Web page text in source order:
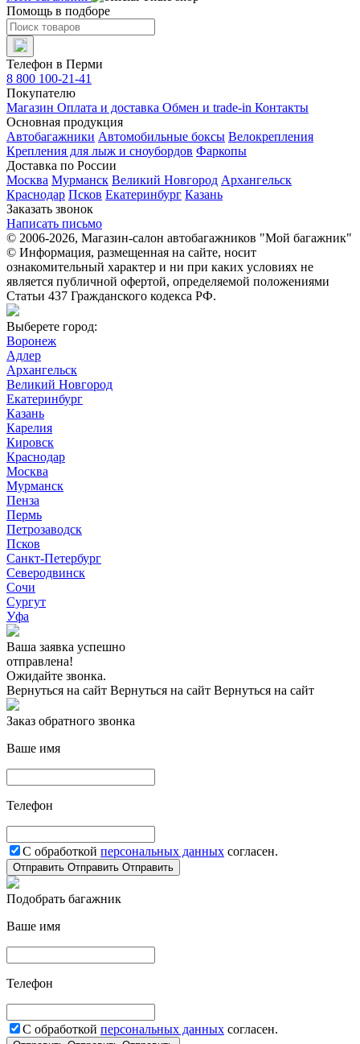
Помощь в подборе
Телефон в Перми
8 800 100-21-41
Покупателю
Магазин Оплата и доставка Обмен и trade-in Контакты
Основная продукция
Автобагажники Автомобильные боксы Велокрепления
Крепления для лыж и сноубордов Фаркопы
Доставка по России
Москва Мурманск Великий Новгород Архангельск
Краснодар Псков Екатеринбург Казань
Заказать звонок
Написать письмо
© 2006-2026, Магазин-салон автобагажников "Мой багажник"
© Информация, размещенная на сайте, носит
ознакомительный характер и ни при каких условиях не
является публичной офертой, определяемой положениями
Статьи 437 Гражданского кодекса РФ.
Выберете город:
Воронеж
Адлер
Архангельск
Великий Новгород
Екатеринбург
Казань
Карелия
Кировск
Краснодар
Москва
Мурманск
Пенза
Пермь
Петрозаводск
Псков
Санкт-Петербург
Северодвинск
Сочи
Сургут
Уфа
Ваша заявка успешно
отправлена!
Ожидайте звонка.
Вернуться на сайт Вернуться на сайт Вернуться на сайт
Заказ обратного звонка
Ваше имя
Телефон
С обработкой персональных данных согласен.
Отправить Отправить Отправить
Подобрать багажник
Ваше имя
Телефон
С обработкой персональных данных согласен.